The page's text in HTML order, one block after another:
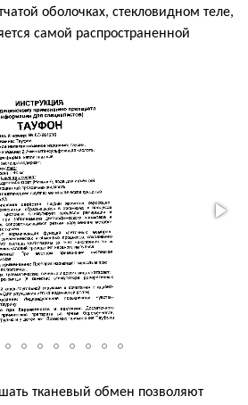
оболочках, стекловидном теле,
самой распространенной
тканевый обмен позволяют